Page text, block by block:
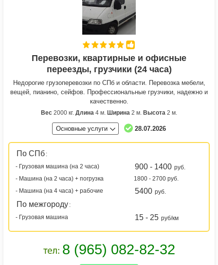
Перевозки, квартирные и офисные
переезды, грузчики (24 часа)
Недорогие грузоперевозки по СПб и области. Перевозка мебели,
вещей, пианино, сейфов. Профессиональные грузчики, надежно и
качественно.
Вес 2000 кг. Длина 4 м. Ширина 2 м. Высота 2 м.
Основные услуги 28.07.2026
По СПб :
- Грузовая машина (на 2 часа)
900 - 1400 руб.
- Машина (на 2 часа) + погрузка
1800 - 2700 руб.
- Машина (на 4 часа) + рабочие
5400 руб.
По межгороду :
- Грузовая машина
15 - 25 руб/км